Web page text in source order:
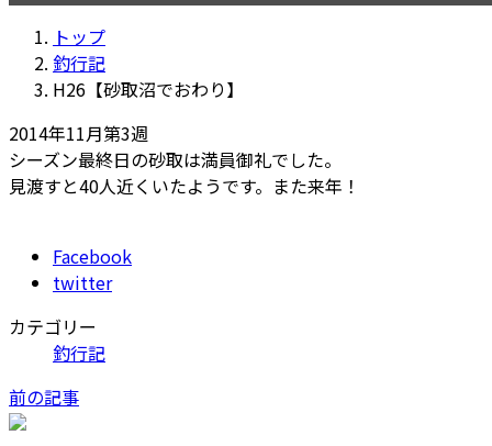
新
:
トップ
釣行記
H26【砂取沼でおわり】
2014年11月第3週
シーズン最終日の砂取は満員御礼でした。
見渡すと40人近くいたようです。また来年！
Facebook
twitter
カテゴリー
釣行記
前の記事